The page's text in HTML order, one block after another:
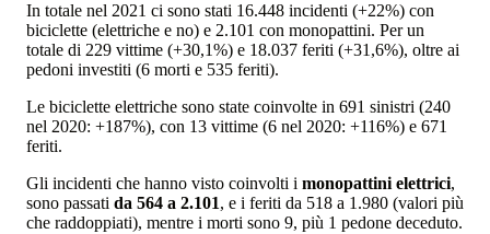
In totale nel 2021 ci sono stati 16.448 incidenti (+22%) con
biciclette (elettriche e no) e 2.101 con monopattini. Per un
totale di 229 vittime (+30,1%) e 18.037 feriti (+31,6%), oltre ai
pedoni investiti (6 morti e 535 feriti).
Le biciclette elettriche sono state coinvolte in 691 sinistri (240
nel 2020: +187%), con 13 vittime (6 nel 2020: +116%) e 671
feriti.
Gli incidenti che hanno visto coinvolti i monopattini elettrici,
sono passati da 564 a 2.101, e i feriti da 518 a 1.980 (valori più
che raddoppiati), mentre i morti sono 9, più 1 pedone deceduto.